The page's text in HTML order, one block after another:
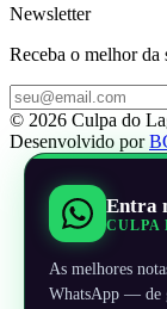
Newsletter
Receba o melhor
© 2026 Culpa do
Desenvolvido por
Entra
CULPA
As melhores
WhatsApp — de